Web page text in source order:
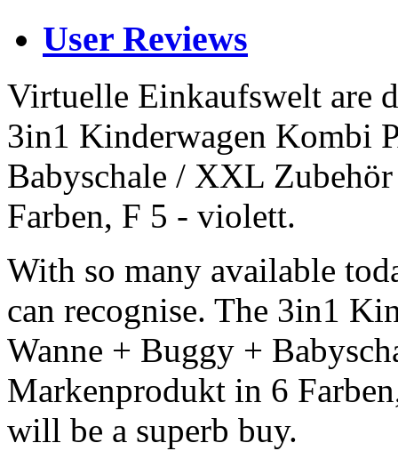
User Reviews
Virtuelle Einkaufswelt are
3in1 Kinderwagen Kombi
Babyschale / XXL
Farben, F 5 - violett.
With so many available
can recognise. The 3in1
Wanne + Buggy +
Markenprodukt in 6
will be a superb buy.